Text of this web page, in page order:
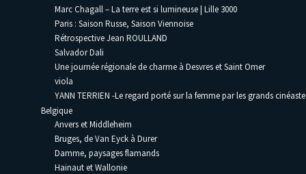
Marc Chagall – La terre est si lumineuse | Lille 3000
Paris : Saison Russe, Saison Viennoise
Rétrospective Jean ROULLAND
Salvador Dali
Une journée régionale de charme à Desvres et Saint Omer
viola
YANN TERRIEN -Le regard porté sur la femme par les grands
Belgique
Anvers et Middleheim
Bruges, de Van Eyck à Durer
Damme, paysages flamands
Hainaut et Wallonie